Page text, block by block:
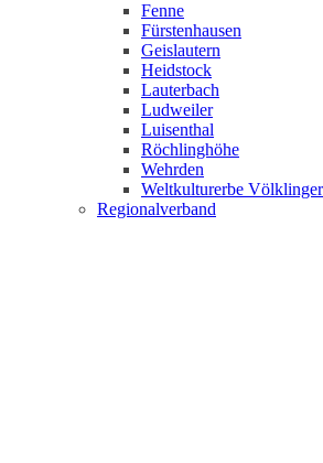
Fenne
Fürstenhausen
Geislautern
Heidstock
Lauterbach
Ludweiler
Luisenthal
Röchlinghöhe
Wehrden
Weltkulturerbe
Regionalverband